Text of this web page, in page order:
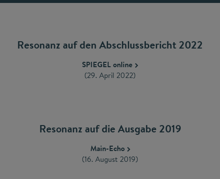
Resonanz auf den Abschlussbericht 2022
SPIEGEL online
(29. April 2022)
Resonanz auf die Ausgabe 2019
Main-Echo
(16. August 2019)